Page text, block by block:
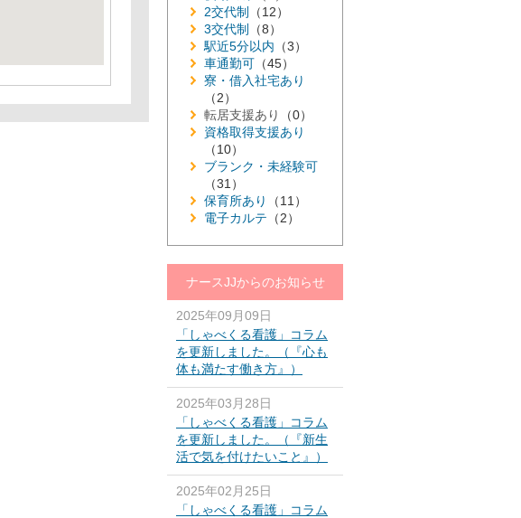
2交代制
（12）
3交代制
（8）
駅近5分以内 （3）
車通勤可 （45）
寮・借入社宅あり
（2）
転居支援あり
（0）
資格取得支援あり
（10）
ブランク・未経験可
（31）
保育所あり
（11）
電子カルテ （2）
ナースJJからのお知らせ
2025年09月09日
「しゃべくる看護」コラム
を更新しました。（『心も
体も満たす働き方』）
2025年03月28日
「しゃべくる看護」コラム
を更新しました。（『新生
活で気を付けたいこと』）
2025年02月25日
「しゃべくる看護」コラム